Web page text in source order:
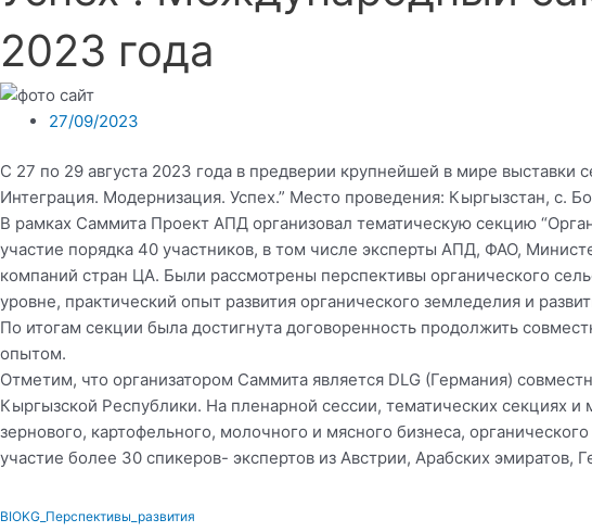
2023 года
27/09/2023
С 27 по 29 августа 2023 года в предверии крупнейшей в мире выставки
Интеграция. Модернизация. Успех.” Место проведения: Кыргызстан, с.
В рамках Саммита Проект АПД организовал тематическую секцию
участие порядка 40 участников, в том числе эксперты АПД, ФАО,
компаний стран ЦА. Были рассмотрены перспективы органического
уровне, практический опыт развития органического земледелия и
По итогам секции была достигнута договоренность продолжить
опытом.
Отметим, что организатором Саммита является DLG (Германия)
Кыргызской Республики. На пленарной сессии, тематических секциях
зернового, картофельного, молочного и мясного бизнеса,
участие более 30 спикеров- экспертов из Австрии, Арабских эмиратов,
BIOKG_Перспективы_развития